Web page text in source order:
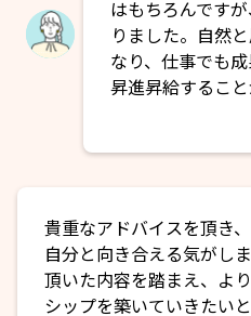
はもちろんです
りました。自然
なり、仕事でも
昇進昇給すること
貴重なアドバイスを頂き
自分と向き合える気がし
頂いた内容を踏まえ、よ
シップを築いていきたい